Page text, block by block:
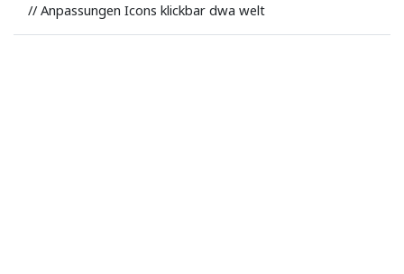
// Anpassungen Icons klickbar dwa welt